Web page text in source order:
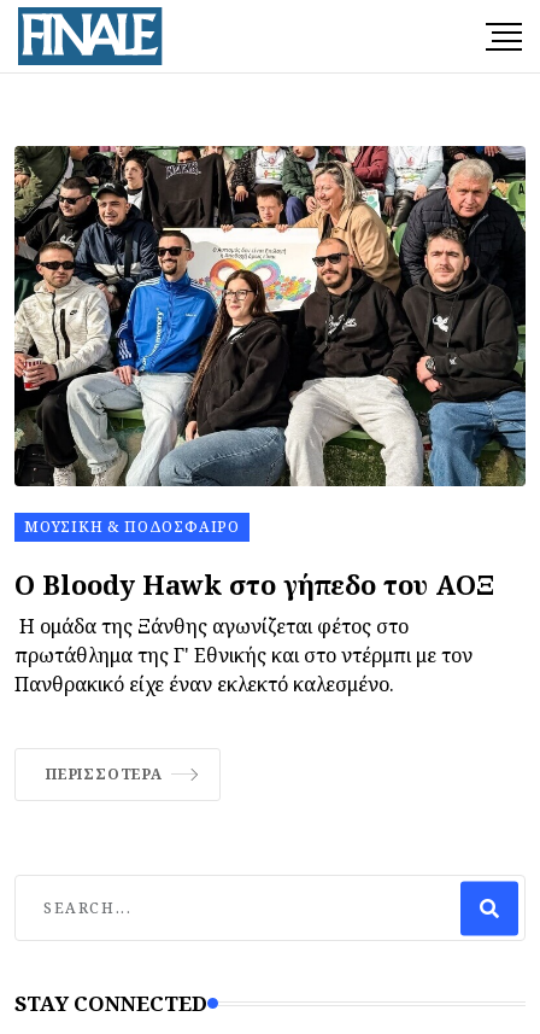
ΜΟΥΣΙΚΉ & ΠΟΔΌΣΦΑΙΡΟ
O Bloody Hawk στο γήπεδο του ΑΟΞ
Η ομάδα της Ξάνθης αγωνίζεται φέτος στο
πρωτάθλημα της Γ' Εθνικής και στο ντέρμπι με τον
Πανθρακικό είχε έναν εκλεκτό καλεσμένο.
ΠΕΡΙΣΣΌΤΕΡΑ
STAY CONNECTED